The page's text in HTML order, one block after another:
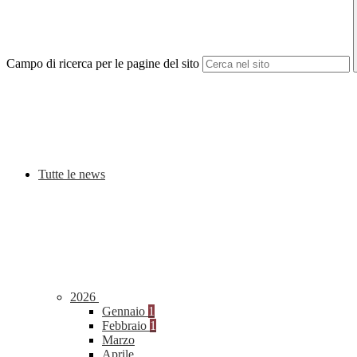
Campo di ricerca per le pagine del sito
Tutte le news
2026
Gennaio 1
Febbraio 1
Marzo